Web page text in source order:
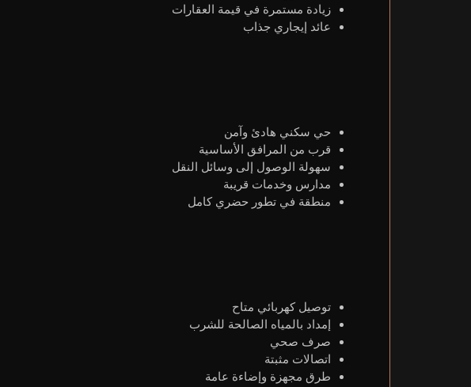
زيادة مستمرة في قيمة العقارات
عائد إيجاري جذاب
حي سكني هادئ وآمن
قرب من المرافق الأساسية
سهولة الوصول إلى وسائل النقل
مدارس وخدمات قريبة
منطقة في تطور حضري كامل
توصيل كهربائي متاح
إمداد بالمياه الصالحة للشرب
صرف صحي
اتصالات مثبتة
طرق مجهزة وإضاءة عامة